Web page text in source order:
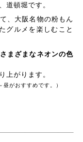
道頓堀です。
、大阪名物の粉もん
グルメを楽しむこと
まざまなネオンの色
上がります。
昼がおすすめです。）